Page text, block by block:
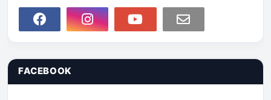
FACEBOOK